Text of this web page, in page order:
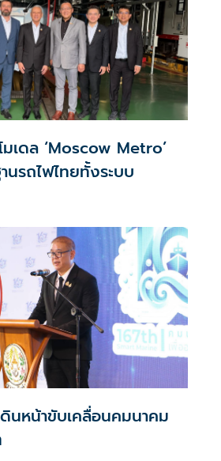
เดล ‘Moscow Metro’
นรถไฟไทยทั้งระบบ
ดินหน้าขับเคลื่อนคมนาคม